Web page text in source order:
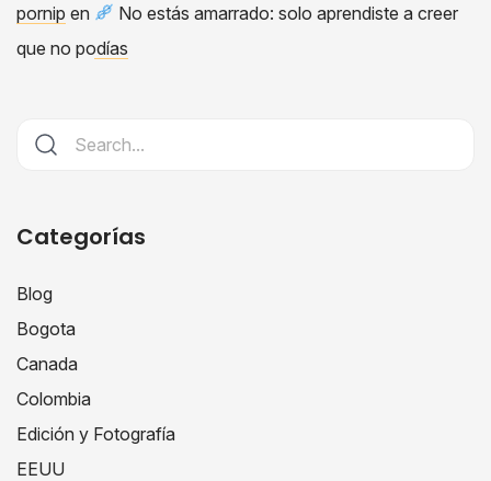
pornip en
No estás amarrado: solo aprendiste a creer
que no podías
Categorías
Blog
Bogota
Canada
Colombia
Edición y Fotografía
EEUU